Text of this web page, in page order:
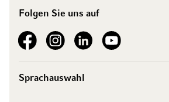
Folgen Sie uns auf
See our FacebookSee our Instagram account
See our LinkedInSee our YouTube channel
Sprachauswahl